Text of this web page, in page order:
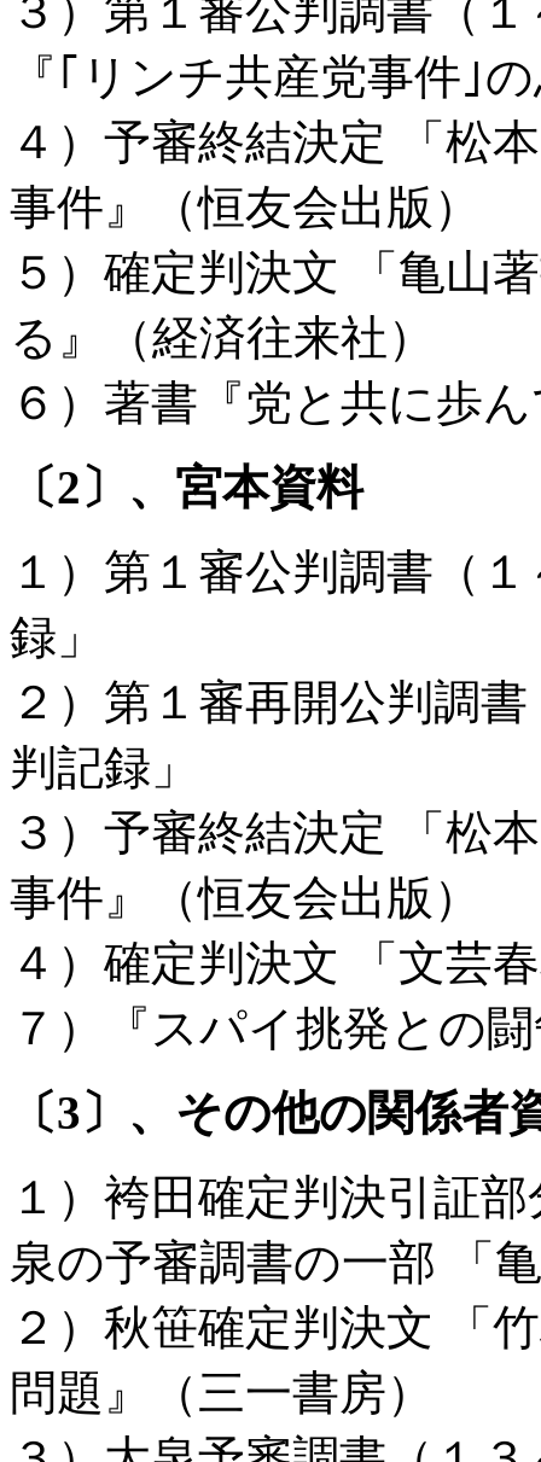
３）第１審公判調書（
『｢リンチ共産党事件｣
４）予審終結決定 「松
事件』（恒友会出版）
５）確定判決文 「亀山
る』（経済往来社）
６）著書『党と共に歩
〔2 〕、宮本資料
１）第１審公判調書（
録」
２）第１審再開公判調
判記録」
３）予審終結決定 「松
事件』（恒友会出版）
４）確定判決文 「文芸
７）『スパイ挑発との
〔3 〕、その他の関係者
１）袴田確定判決引証
泉の予審調書の一部 「
２）秋笹確定判決文 「
問題』（三一書房）